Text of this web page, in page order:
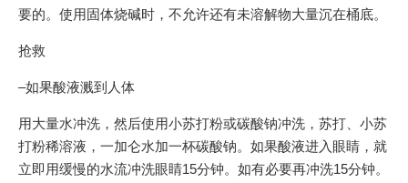
要的。使用固体烧碱时，不允许还有未溶解物大量沉在桶底。
抢救
–如果酸液溅到人体
用大量水冲洗，然后使用小苏打粉或碳酸钠冲洗，苏打、小苏
打粉稀溶液，一加仑水加一杯碳酸钠。如果酸液进入眼睛，就
立即用缓慢的水流冲洗眼睛15分钟。如有必要再冲洗15分钟。